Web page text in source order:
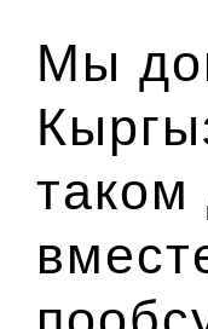
Мы
таком